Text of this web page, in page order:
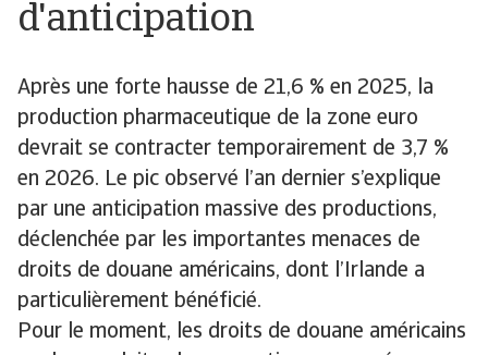
d'anticipation
Après une forte hausse de 21,6 % en 2025, la
production pharmaceutique de la zone euro
devrait se contracter temporairement de 3,7 %
en 2026. Le pic observé l’an dernier s’explique
par une anticipation massive des productions,
déclenchée par les importantes menaces de
droits de douane américains, dont l’Irlande a
particulièrement bénéficié.
Pour le moment, les droits de douane américains